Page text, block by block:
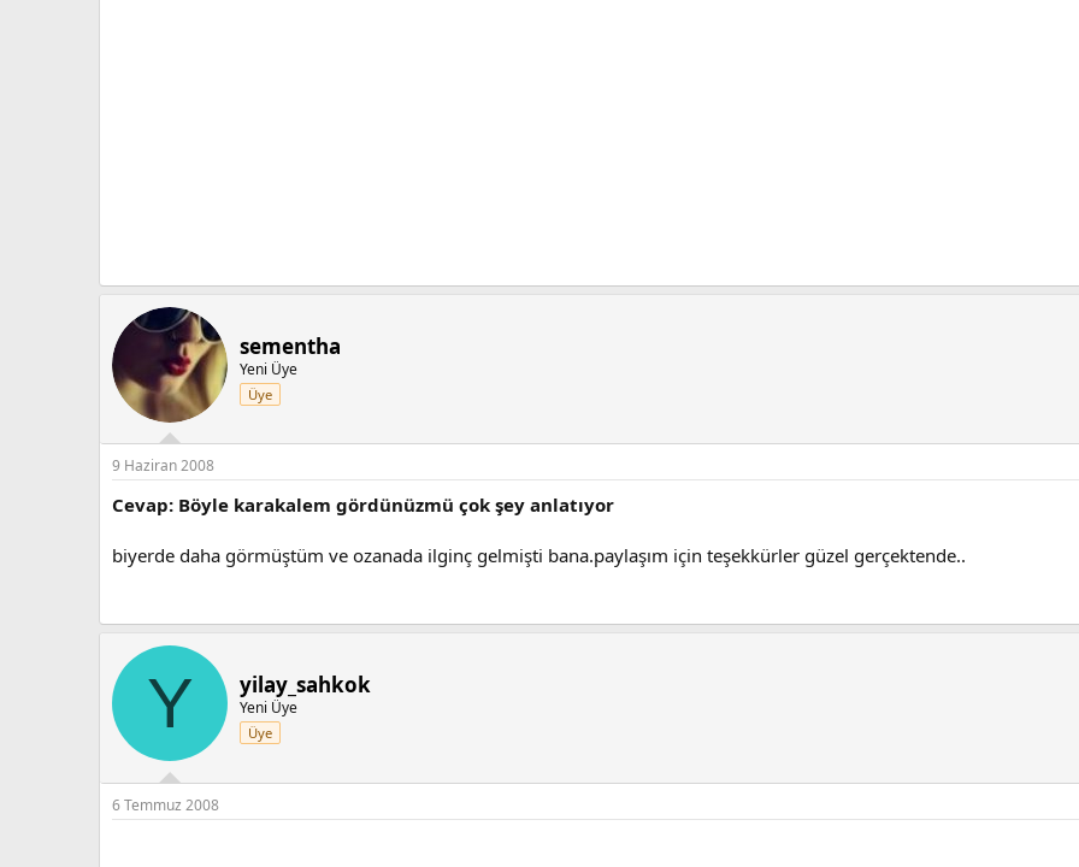
sementha
Yeni Üye
Üye
9 Haziran 2008
Cevap: Böyle karakalem gördünüzmü çok şey anlatıyor
biyerde daha görmüştüm ve ozanada ilginç gelmişti bana.paylaşım için teşekkürler güzel gerçektende..
Y yilay_sahkok
Yeni Üye
Üye
6 Temmuz 2008